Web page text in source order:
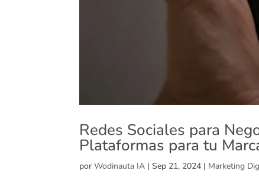
Redes Sociales para
Plataformas para tu
porWodinauta IA |Sep 21, 2024 | Marketing